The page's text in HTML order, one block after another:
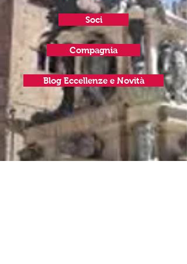
Soci
Compagnia
Blog Eccellenze e Novità